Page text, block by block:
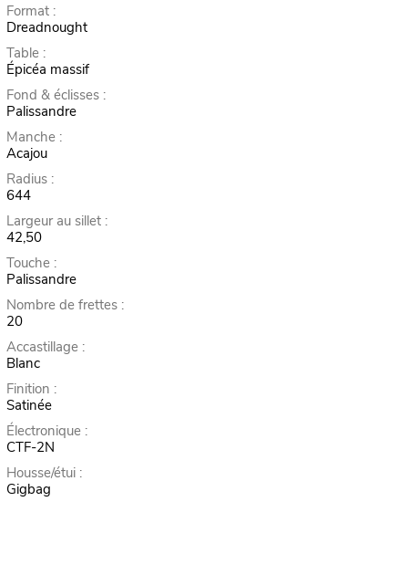
Format :
Dreadnought
Table :
Épicéa massif
Fond & éclisses :
Palissandre
Manche :
Acajou
Radius :
644
Largeur au sillet :
42,50
Touche :
Palissandre
Nombre de frettes :
20
Accastillage :
Blanc
Finition :
Satinée
Électronique :
CTF-2N
Housse/étui :
Gigbag